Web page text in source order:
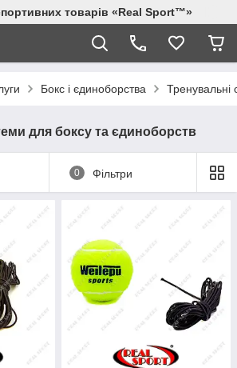
товарів «Real Sport™»
Бокс і єдиноборства Тренувальні
для боксу та єдиноборств
0 Фільтри